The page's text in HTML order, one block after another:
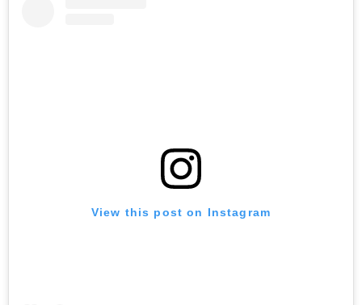
View this post on Instagram